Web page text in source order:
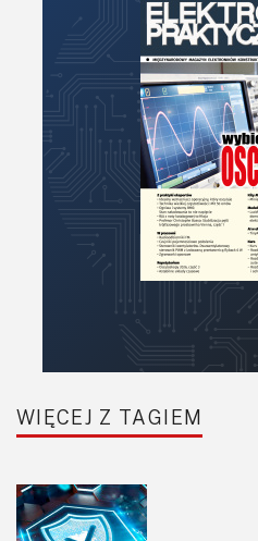
Półprzewodniki
Pomiary i testy
Projektowanie
Raspberry Pi
Komunikacja, RF
SBC-SIP-SoC-CoM
Tranzystory
Wzmacniacze
Zasilanie
WIĘCEJ Z TAGIEM